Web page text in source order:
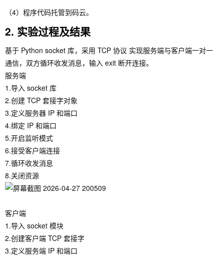
（4）程序代码托管到码云。
2. 实验过程及结果
基于 Python socket 库，采用 TCP 协议 实现服务端与客户端一对一
通信，双方循环收发消息，输入 exit 断开连接。
服务端
1.导入 socket 库
2.创建 TCP 套接字对象
3.定义服务器 IP 和端口
4.绑定 IP 和端口
5.开启监听模式
6.接受客户端连接
7.循环收发消息
8.关闭资源
客户端
1.导入 socket 模块
2.创建客户端 TCP 套接字
3.定义服务端 IP 和端口